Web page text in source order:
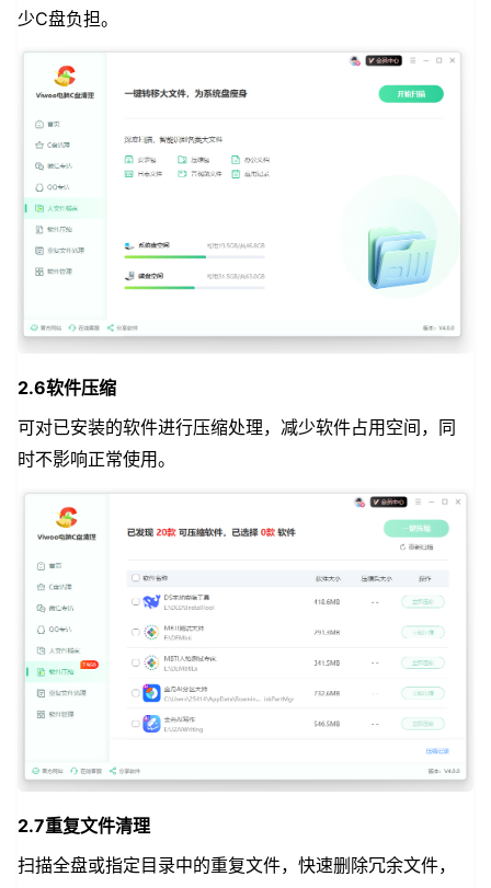
少C盘负担。
2.6软件压缩
可对已安装的软件进行压缩处理，减少软件占用空间，同
时不影响正常使用。
2.7重复文件清理
扫描全盘或指定目录中的重复文件，快速删除冗余文件，